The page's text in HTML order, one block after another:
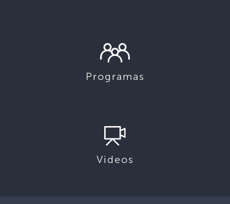
Programas
Videos